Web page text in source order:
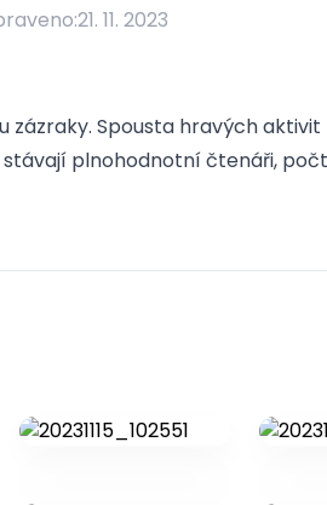
21. 11. 2023
zázraky. Spousta hravých
stávají plnohodnotní čtenáři,